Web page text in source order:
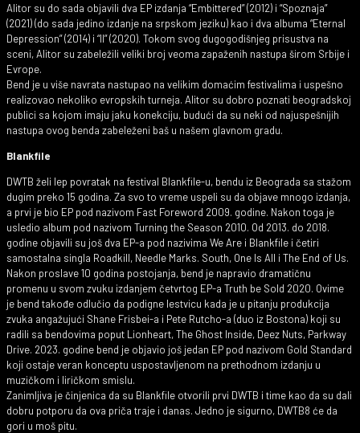
Alitor su do sada objavili dva EP izdanja “Embittered” (2012) i “Spoznaja”
(2021) (do sada jedino izdanje na srpskom jeziku) kao i dva albuma “Eternal
Depression” (2014) i “II” (2020). Tokom svog dugogodišnjeg prisustva na
sceni, Alitor su zabeležili veliki broj veoma zapaženih nastupa širom Srbije i
Evrope.
Bend je u više navrata nastupao na velikim domaćim festivalima i uspešno
realizovao nekoliko evropskih turneja. Alitor su dobro poznati beogradskoj
publici sa kojom imaju jaku konekciju, budući da su neki od najuspešnijih
nastupa ovog benda zabeleženi baš u našem glavnom gradu.
Blankfile
DWTB želi lep povratak na festival Blankfile-u, bendu iz Beograda sa stažom
dugim preko 15 godina. Za svo to vreme uspeli su da objave mnogo izdanja,
a prvi je bio EP pod nazivom Fast Foreword 2009. godine. Nakon toga je
usledio album pod nazivom Turning the Season 2010. Od 2013. do 2018.
godine objavili su još dva EP-a pod nazivima We Are i Blankfile i četiri
samostalna singla Roadkill, Needle Marks. South, One Is All i The End of Us.
Nakon proslave 10 godina postojanja, bend je napravio dramatičnu
promenu u svom zvuku izdanjem četvrtog EP-a Truth be Sold 2020. Ovime
je bend takođe odlučio da podigne lestvicu kada je u pitanju produkcija
zvuka angažujući Shane Frisbei-a i Pete Rutcho-a (duo iz Bostona) koji su
radili sa bendovima poput Lionheart, The Ghost Inside, Deez Nuts, Parkway
Drive. 2023. godine bend je objavio još jedan EP pod nazivom Gold Standard
koji ostaje veran konceptu uspostavljenom na prethodnom izdanju u
muzičkom i liričkom smislu.
Zanimljiva je činjenica da su Blankfile otvorili prvi DWTB i time kao da su dali
dobru potporu da ova priča traje i danas. Jedno je sigurno, DWTB8 će da
gori u moš pitu.